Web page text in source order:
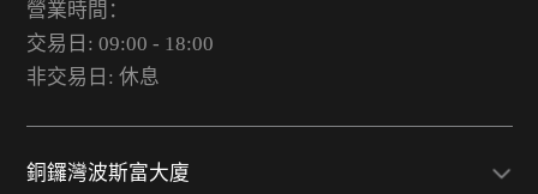
營業時間：
交易日: 09:00 - 18:00
非交易日: 休息
銅鑼灣波斯富大廈